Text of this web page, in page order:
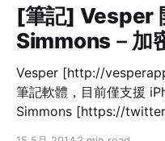
及的 [https://
brent-simmons-keys/
[筆記] Vesper
Simmons－加
Vesper [http://
筆記軟體，目前僅支援
Simmons [https://